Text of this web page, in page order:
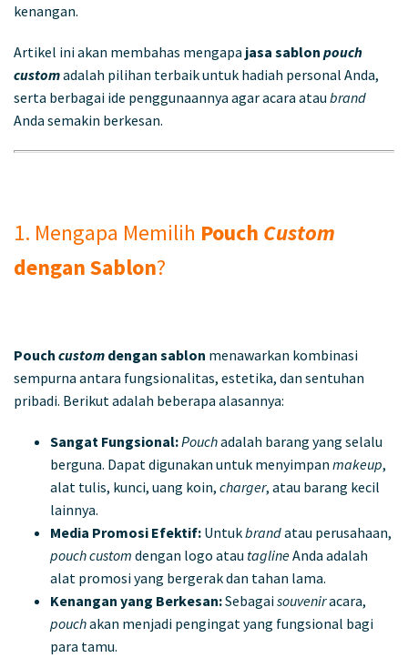
kenangan.
Artikel ini akan membahas mengapa jasa sablon pouch
customadalah pilihan terbaik untuk hadiah personal Anda,
serta berbagai ide penggunaannya agar acara atau brand
Anda semakin berkesan.
1. Mengapa Memilih Pouch Custom
dengan Sablon?
Pouch custom dengan sablon menawarkan kombinasi
sempurna antara fungsionalitas, estetika, dan sentuhan
pribadi. Berikut adalah beberapa alasannya:
Sangat Fungsional:Pouchadalah barang yang selalu
berguna. Dapat digunakan untuk menyimpan makeup,
alat tulis, kunci, uang koin, charger, atau barang kecil
lainnya.
Media Promosi Efektif: Untukbrandatau perusahaan,
pouch custom dengan logo atau taglineAnda adalah
alat promosi yang bergerak dan tahan lama.
Kenangan yang Berkesan:Sebagaisouveniracara,
pouchakan menjadi pengingat yang fungsional bagi
para tamu.